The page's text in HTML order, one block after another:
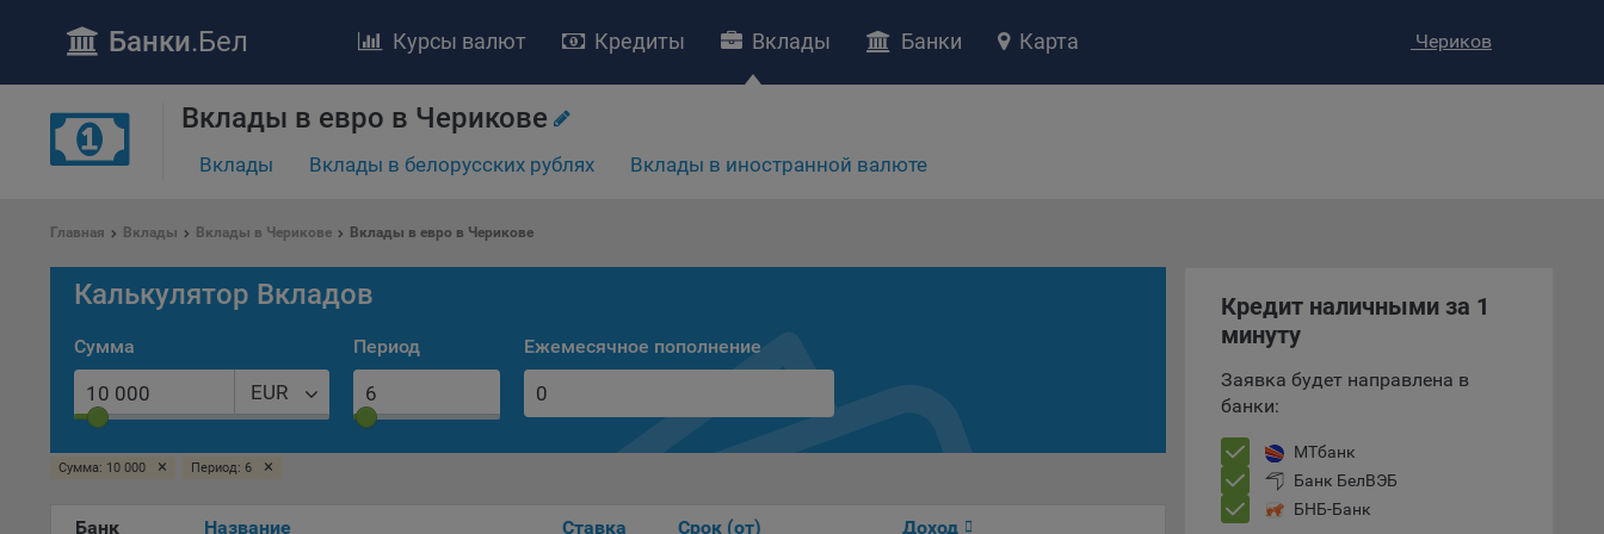
уделяет особое внимание защите персональных данных при их обработке и
Утверждение положения о политике обработки файлов cookie (далее –
осуществляют использование веб-сайта Общества с доменным именем
«bankibel.by», для каких целей и каким образом Общество обрабатывает
компьютера (мобильного устройства) пользователя сайта Общества,
Банки.Бел Чериков
Курсы валют Кредиты Вклады Банки Карта
Вклады в евро в Черикове
Вклады Вклады в белорусских рублях Вклады в иностранной валюте
Главная Вклады Вклады в Черикове Вклады в евро в Черикове
Калькулятор Вкладов
Сумма
EUR
Период Ежемесячное пополнение
Сумма: 10 000 × Период: 6 ×
Банк Название Ставка Срок (от) Доход
Кредит наличными за 1
минуту
Заявка будет направлена в
банки:
МТбанк
Банк БелВЭБ
БНБ-Банк